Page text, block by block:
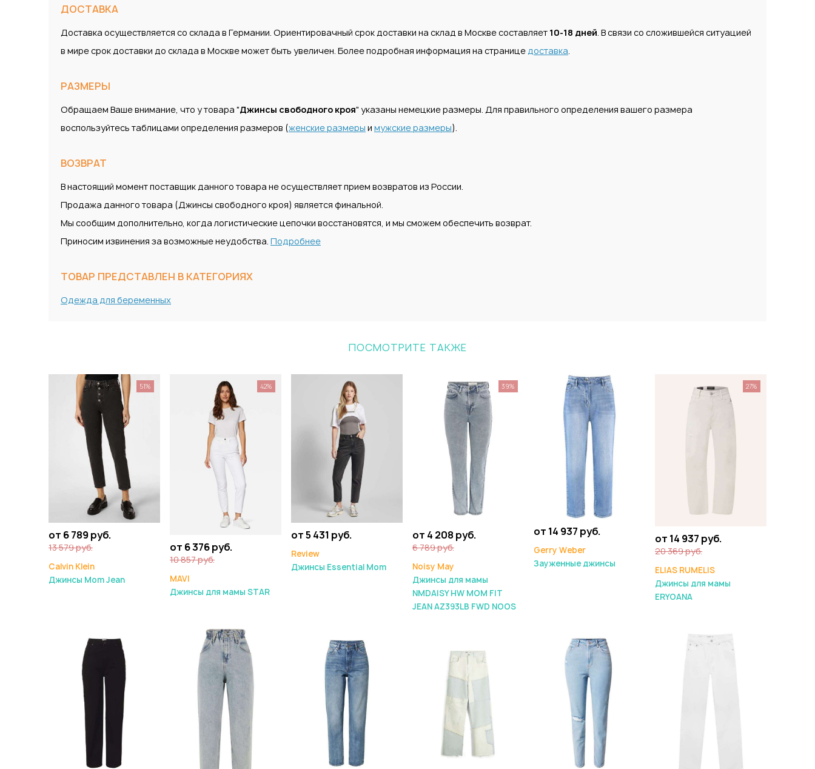
ДОСТАВКА
Доставка осуществляется со склада в Германии. Ориентировачный срок доставки на склад в Москве составляет 10-18 дней. В связи со сложившейся ситуацией
в мире срок доставки до склада в Москве может быть увеличен. Более подробная информация на страницедоставка.
РАЗМЕРЫ
Обращаем Ваше внимание, что у товара "Джинсы свободного кроя" указаны немецкие размеры. Для правильного определения вашего размера
воспользуйтесь таблицами определения размеров (женские размеры и мужские размеры).
ВОЗВРАТ
В настоящий момент поставщик данного товара не осуществляет прием возвратов из России.
Продажа данного товара (Джинсы свободного кроя) является финальной.
Мы сообщим дополнительно, когда логистические цепочки восстановятся, и мы сможем обеспечить возврат.
Приносим извинения за возможные неудобства. Подробнее
ТОВАР ПРЕДСТАВЛЕН В КАТЕГОРИЯХ
Одежда для беременных
ПОСМОТРИТЕ ТАКЖЕ
от 6 789 руб.
13 579 руб.
Calvin Klein
Джинсы Mom Jean
51%
от 6 376 руб.
10 857 руб.
MAVI
Джинсы для мамы STAR
42%
от 5 431 руб.
Review
Джинсы Essential Mom
от 4 208 руб.
6 789 руб.
Noisy May
Джинсы для мамы
NMDAISY HW MOM FIT
JEAN AZ393LB FWD NOOS
39%
от 14 937 руб.
Gerry Weber
Зауженные джинсы
от 14 937 руб.
20 369 руб.
ELIAS RUMELIS
Джинсы для мамы
ERYOANA
27%